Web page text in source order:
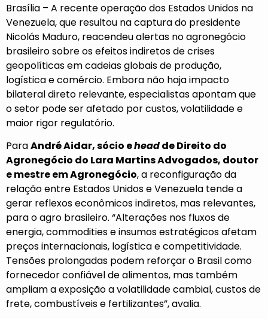
Brasília – A recente operação dos Estados Unidos na
Venezuela, que resultou na captura do presidente
Nicolás Maduro, reacendeu alertas no agronegócio
brasileiro sobre os efeitos indiretos de crises
geopolíticas em cadeias globais de produção,
logística e comércio. Embora não haja impacto
bilateral direto relevante, especialistas apontam que
o setor pode ser afetado por custos, volatilidade e
maior rigor regulatório.
ParaAndré Aidar, sócio eheadde Direito do
Agronegócio do Lara Martins Advogados, doutor
e mestre em Agronegócio, a reconfiguração da
relação entre Estados Unidos e Venezuela tende a
gerar reflexos econômicos indiretos, mas relevantes,
para o agro brasileiro. “Alterações nos fluxos de
energia, commodities e insumos estratégicos afetam
preços internacionais, logística e competitividade.
Tensões prolongadas podem reforçar o Brasil como
fornecedor confiável de alimentos, mas também
ampliam a exposição a volatilidade cambial, custos de
frete, combustíveis e fertilizantes”, avalia.